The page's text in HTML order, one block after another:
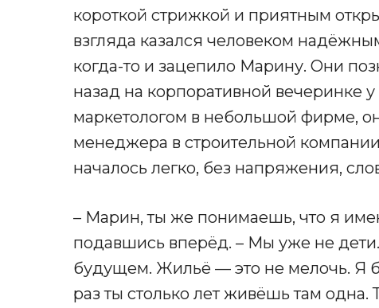
короткой стрижкой и приятным
взгляда казался человеком
когда-то и зацепило Марину. Они
назад на корпоративной вечеринке
маркетологом в небольшой фирме,
менеджера в строительной
началось легко, без напряжения,
– Марин, ты же понимаешь, что я
подавшись вперёд. – Мы уже не
будущем. Жильё — это не мелочь. Я
раз ты столько лет живёшь там одна.